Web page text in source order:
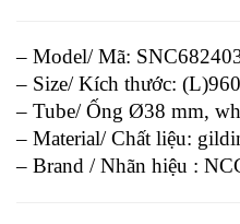
– Model/ Mã:
– Size/ Kích thước:
– Tube/ Ống Ø38 mm,
– Material/ Chất liệu:
– Brand / Nhãn hiệu :